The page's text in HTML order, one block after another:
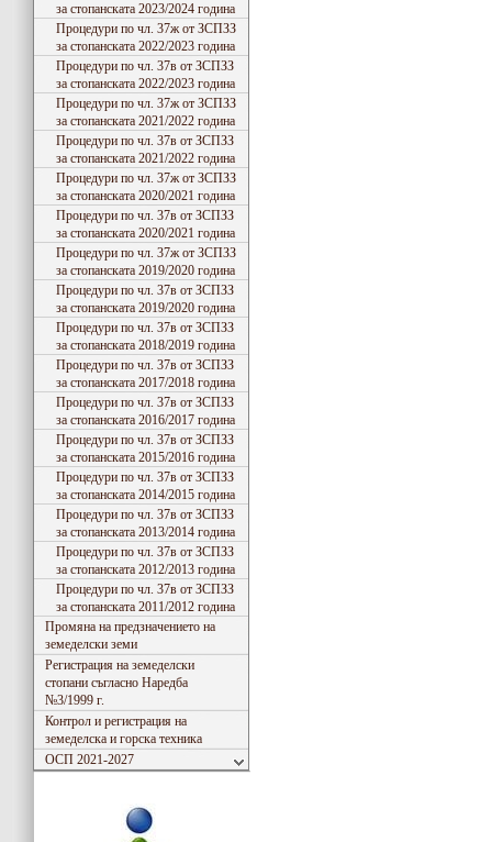
за стопанската 2023/2024 година
Процедури по чл. 37ж от ЗСПЗЗ
за стопанската 2022/2023 година
Процедури по чл. 37в от ЗСПЗЗ
за стопанската 2022/2023 година
Процедури по чл. 37ж от ЗСПЗЗ
за стопанската 2021/2022 година
Процедури по чл. 37в от ЗСПЗЗ
за стопанската 2021/2022 година
Процедури по чл. 37ж от ЗСПЗЗ
за стопанската 2020/2021 година
Процедури по чл. 37в от ЗСПЗЗ
за стопанската 2020/2021 година
Процедури по чл. 37ж от ЗСПЗЗ
за стопанската 2019/2020 година
Процедури по чл. 37в от ЗСПЗЗ
за стопанската 2019/2020 година
Процедури по чл. 37в от ЗСПЗЗ
за стопанската 2018/2019 година
Процедури по чл. 37в от ЗСПЗЗ
за стопанската 2017/2018 година
Процедури по чл. 37в от ЗСПЗЗ
за стопанската 2016/2017 година
Процедури по чл. 37в от ЗСПЗЗ
за стопанската 2015/2016 година
Процедури по чл. 37в от ЗСПЗЗ
за стопанската 2014/2015 година
Процедури по чл. 37в от ЗСПЗЗ
за стопанската 2013/2014 година
Процедури по чл. 37в от ЗСПЗЗ
за стопанската 2012/2013 година
Процедури по чл. 37в от ЗСПЗЗ
за стопанската 2011/2012 година
Промяна на предзначението на
земеделски земи
Регистрация на земеделски
стопани съгласно Наредба
№3/1999 г.
Контрол и регистрация на
земеделска и горска техника
ОСП 2021-2027